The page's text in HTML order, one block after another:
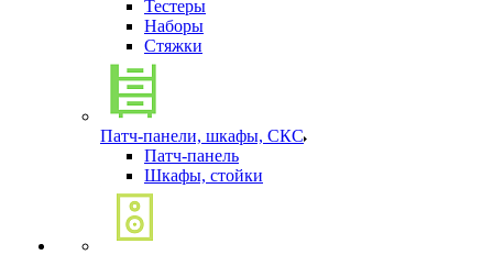
Тестеры
Наборы
Стяжки
Патч-панели, шкафы, СКС
Патч-панель
Шкафы, стойки